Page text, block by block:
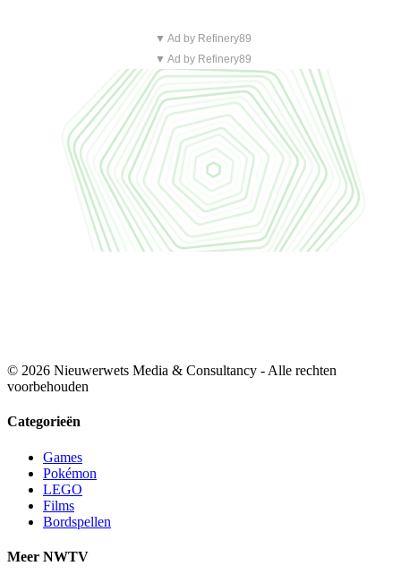
▼ Ad by Refinery89
▼ Ad by Refinery89
© 2026 Nieuwerwets Media & Consultancy - Alle rechten
voorbehouden
Categorieën
Games
Pokémon
LEGO
Films
Bordspellen
Meer NWTV